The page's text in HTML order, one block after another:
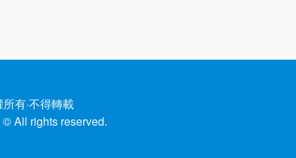
有·不得轉載
© All rights reserved.